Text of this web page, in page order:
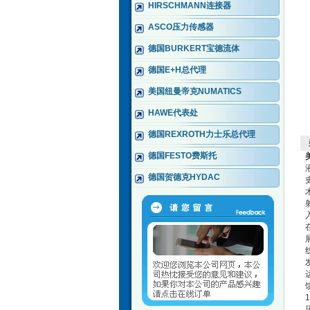
HIRSCHMANN连接器
ASCO压力传感器
德国BURKERT宝德流体
德国E+H总代理
美国纽曼帝克NUMATICS
HAWE代表处
德国REXROTH力士乐总代理
德国FESTO费斯托
德国贺德克HYDAC